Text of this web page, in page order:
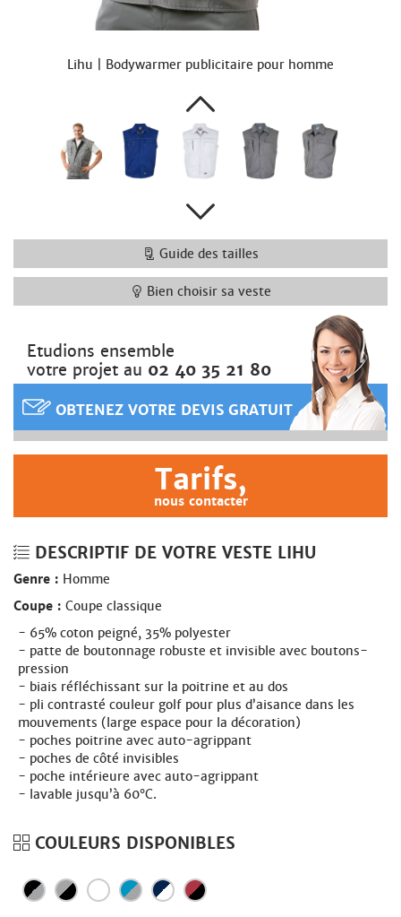
Lihu | Bodywarmer publicitaire pour homme
Guide des tailles
Bien choisir sa veste
Etudions ensemble
votre projet au 02 40 35 21 80
OBTENEZ VOTRE DEVIS GRATUIT
Tarifs,
nous contacter
DESCRIPTIF DE VOTRE VESTE LIHU
Genre : Homme
Coupe : Coupe classique
65% coton peigné, 35% polyester
patte de boutonnage robuste et invisible avec boutons-
pression
biais réfléchissant sur la poitrine et au dos
pli contrasté couleur golf pour plus d’aisance dans les
mouvements (large espace pour la décoration)
poches poitrine avec auto-agrippant
poches de côté invisibles
poche intérieure avec auto-agrippant
lavable jusqu’à 60°C.
COULEURS DISPONIBLES